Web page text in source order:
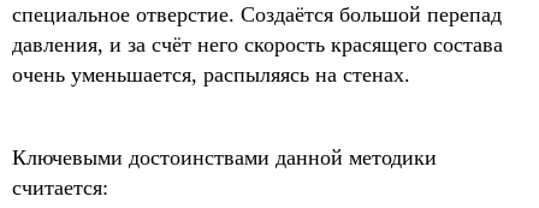
специальное отверстие. Создаётся большой перепад
давления, и за счёт него скорость красящего состава
очень уменьшается, распыляясь на стенах.
Ключевыми достоинствами данной методики
считается: